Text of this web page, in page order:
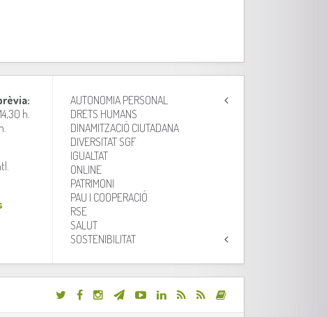
h.
AUTONOMIA PERSONAL
DRETS HUMANS
DINAMITZACIÓ CIUTADANA
DIVERSITAT SGF
IGUALTAT
ONLINE
PATRIMONI
PAU I COOPERACIÓ
RSE
SALUT
SOSTENIBILITAT